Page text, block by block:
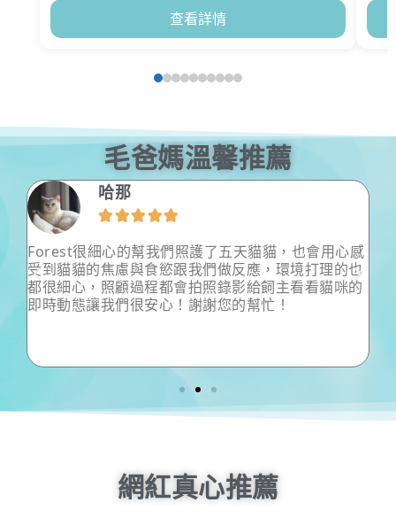
查看詳情
毛爸媽溫馨推薦
Evany Chen

這次出國時間較長，不同於以往，這次沒有送寄宿，
反而找保姆到家中，為了就是讓兩寶可以舒適自在且
不會因思念而爆瘦… 非常感謝小愛在我出國時對兩隻
寶貝的照顧！尤其是對超膽小又怕生的拿鐵，非常的
拿鐵衝到門口迎接，實屬難得
網紅真心推薦